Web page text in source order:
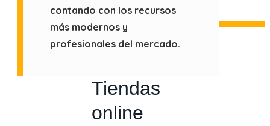
contando con los recursos
más modernos y
profesionales del mercado.
Tiendas
online